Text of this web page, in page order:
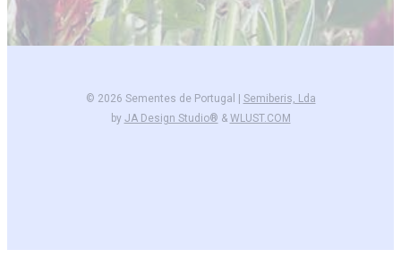
© 2026 Sementes de Portugal | Semiberis, Lda
by JA Design Studio® & WLUST.COM